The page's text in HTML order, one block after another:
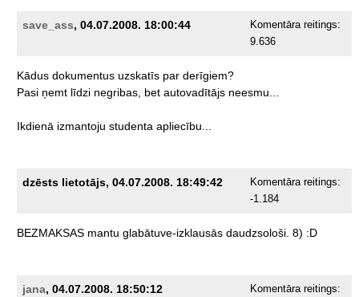
save_ass, 04.07.2008. 18:00:44
Komentāra reitings:
9.636
Kādus dokumentus uzskatīs par derīgiem?
Pasi ņemt līdzi negribas, bet autovadītājs neesmu...
Ikdienā izmantoju studenta apliecību...
dzēsts lietotājs, 04.07.2008. 18:49:42
Komentāra reitings:
-1.184
BEZMAKSAS mantu glabātuve-izklausās daudzsološi. 8) :D
jana, 04.07.2008. 18:50:12
Komentāra reitings: